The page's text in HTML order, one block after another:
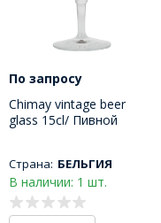
По запросу
Chimay vintage beer
glass 15cl/ Пивной
Страна: БЕЛЬГИЯ
В наличии: 1 шт.